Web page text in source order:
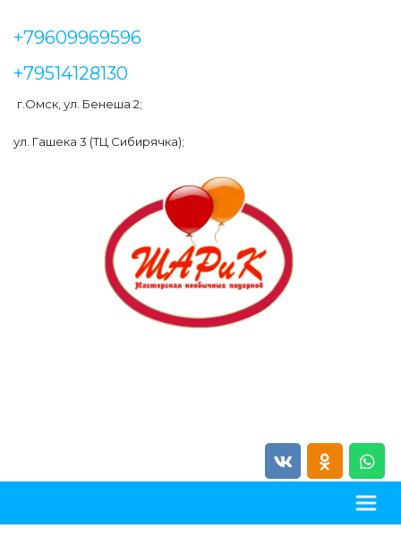
+79609969596
+79514128130
г.Омск, ул. Бенеша 2;
ул. Гашека 3 (ТЦ Сибирячка);